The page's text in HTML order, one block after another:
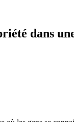
dans